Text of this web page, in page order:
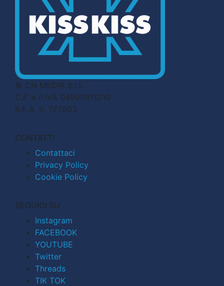
© CN MEDIA S.r.l.
C.F. e P.IVA 04998911210
R.E.A. n. 727803
CONTATTI
Contattaci
Privacy Policy
Cookie Policy
SEGUICI SU
Instagram
FACEBOOK
YOUTUBE
Twitter
Threads
TIK TOK